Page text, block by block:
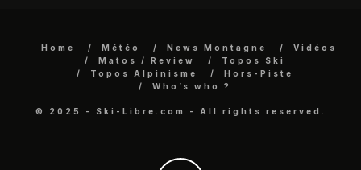
Home Météo News Montagne
Vidéos
Matos / Review
Topos Ski
Topos Alpinisme
Hors-Piste
Who’s who ?
© 2025 - Ski-Libre.com - All rights reserved.